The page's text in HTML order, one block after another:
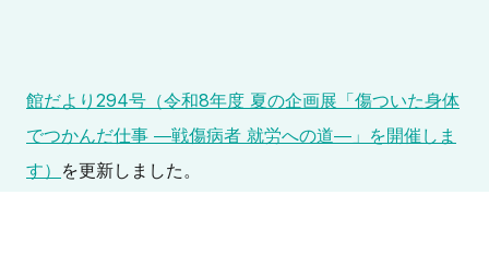
館だより294号（令和8年度 夏の企画展「傷ついた身体
でつかんだ仕事 ―戦傷病者 就労への道―」を開催しま
す） を更新しました。